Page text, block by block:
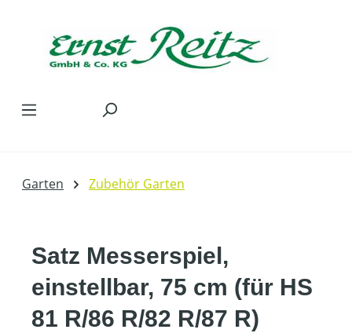
Garten Zubehör Garten
Satz Messerspiel,
einstellbar, 75 cm (für HS
81 R/86 R/82 R/87 R)